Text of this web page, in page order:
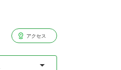
アクセス